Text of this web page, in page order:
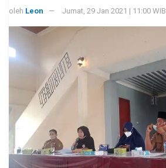
oleh Leon Jumat, 29 Jan 2021 | 11:00 WIB